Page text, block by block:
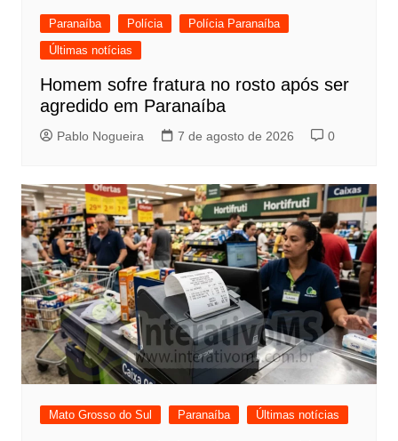
Paranaíba Polícia
Polícia Paranaíba
Últimas notícias
Homem sofre fratura no rosto após ser
agredido em Paranaíba
Pablo Nogueira 7 de agosto de 2026 0
Mato Grosso do Sul Paranaíba Últimas notícias